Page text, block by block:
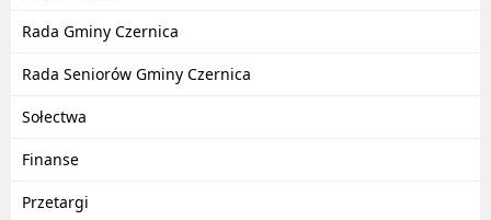
Rada Gminy Czernica
Rada Seniorów Gminy Czernica
Sołectwa
Finanse
Przetargi